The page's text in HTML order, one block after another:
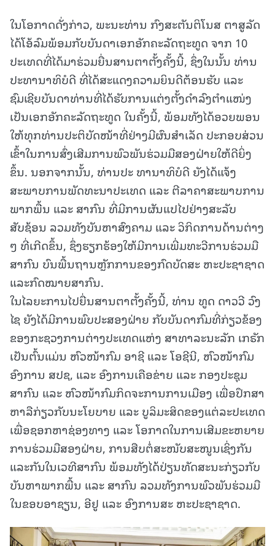
ໃນໂອກາດດັ່ງກ່າວ, ພະນະທ່ານ ກົງສະຕັນຕິໂນສ ຕາສູລັດ
ໄດ້ໂອ້ລົມພ້ອມກັບບັນດາເອກອັກຄະລັດຖະທູດ ຈາກ 10
ປະເທດທີ່ໄດ້ມາຮ່ວມຍື່ນສານຕາຕັ້ງຄັ້ງນີ້, ຊຶ່ງໃນນັ້ນ ທ່ານ
ປະທານາທິບໍດີ ທີ່ໄດ້ສະແດງຄວາມຍິນດີຕ້ອນຮັບ ແລະ
ຊົມເຊີຍບັນດາທ່ານທີ່ໄດ້ຮັບການແຕ່ງຕັ້ງດໍາລົງຕໍາແໜ່ງ
ເປັນເອກອັກຄະລັດຖະທູດ ໃນຄັ້ງນີ້, ພ້ອມທັງໄດ້ອວຍພອນ
ໃຫ້ທຸກທ່ານປະຕິບັດໜ້າທີ່ຢ່າງມີຜົນສຳເລັດ ປະກອບສ່ວນ
ເຂົ້າໃນການສົ່ງເສີມການພົວພັນຮ່ວມມືສອງຝ່າຍໃຫ້ດີຍິ່ງ
ຂຶ້ນ. ນອກຈາກນັ້ນ, ທ່ານປະ ທານາທິບໍດີ ຍັງໄດ້ແຈ້ງ
ສະພາບການພັດທະນາປະເທດ ແລະ ຕີລາຄາສະພາບການ
ພາກພື້ນ ແລະ ສາກົນ ທີ່ມີການຜັນແປໄປຢ່າງສະລັບ
ສັບຊ້ອນ ລວມທັງບັນຫາສົງຄາມ ແລະ ວິກິດການດ້ານຕ່າງ
ໆ ທີ່ເກີດຂຶ້ນ, ຊຶ່ງຮຽກຮ້ອງໃຫ້ມີການເພີ່ມທະວີການຮ່ວມມື
ສາກົນ ບົນພື້ນຖານຫຼັກການຂອງກົດບັດສະ ຫະປະຊາຊາດ
ແລະກົດໝາຍສາກົນ.
ໃນໄລຍະການໄປຍື່ນສານຕາຕັ້ງຄັ້ງນີ້, ທ່ານ ທູດ ດາວວີ ວົງ
ໄຊ ຍັງໄດ້ມີການພົບປະສອງຝ່າຍ ກັບບັນດາກົມທີ່ກ່ຽວຂ້ອງ
ຂອງກະຊວງການຕ່າງປະເທດແຫ່ງ ສາທາລະນະລັກ ເກຣັກ
ເປັນຕົ້ນແມ່ນ ຫົວໜ້າກົມ ອາຊີ ແລະ ໂອຊີນີ, ຫົວໜ້າກົມ
ອົງການ ສປຊ, ແລະ ອົງການເຄືອຂ່າຍ ແລະ ກອງປະຊຸມ
ສາກົນ ແລະ ຫົວໜ້າກົມກິດຈະການການເມືອງ ເພື່ອປຶກສາ
ຫາລືກ່ຽວກັບນະໂຍບາຍ ແລະ ບູລິມະສິດຂອງແຕ່ລະປະເທດ
ເພື່ອຊອກຫາຊ່ອງທາງ ແລະ ໂອກາດໃນການເສີມຂະຫຍາຍ
ການຮ່ວມມືສອງຝ່າຍ, ການສືບຕໍ່ສະໜັບສະໜູນເຊິ່ງກັນ
ແລະກັນໃນເວທີສາກົນ ພ້ອມທັງໄດ້ປ່ຽນທັດສະນະກ່ຽວກັບ
ບັນຫາພາກພື້ນ ແລະ ສາກົນ ລວມທັງການພົວພັນຮ່ວມມື
ໃນຂອບອາຊຽນ, ອີຢູ ແລະ ອົງການສະ ຫະປະຊາຊາດ.